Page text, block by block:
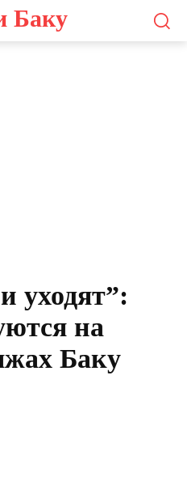
Баку
уходят”:
на
Баку